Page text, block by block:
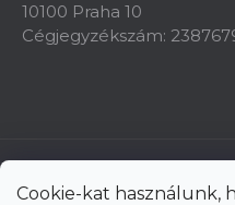
Cookie-kat használunk,
10100 Praha 10
Cégjegyzékszám: